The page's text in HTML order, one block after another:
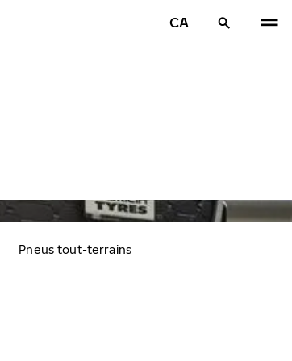
CA
Pneus tout-terrains